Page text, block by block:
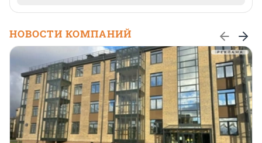
НОВОСТИ КОМПАНИЙ